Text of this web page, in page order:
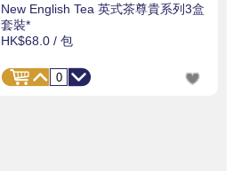
New English Tea 英式茶尊貴系列3盒
套裝*
HK$68.0 / 包